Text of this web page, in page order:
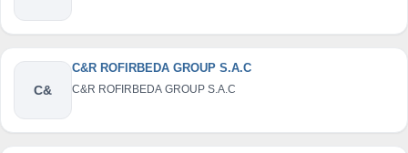
C&
C&R ROFIRBEDA GROUP S.A.C
C&R ROFIRBEDA GROUP S.A.C